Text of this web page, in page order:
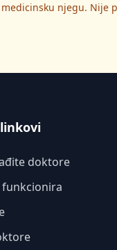
njegu. Nije
doktore
funkcionira